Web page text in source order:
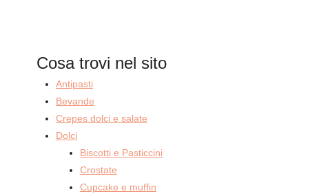
Cosa trovi nel sito
Antipasti
Bevande
Crepes dolci e salate
Dolci
Biscotti e Pasticcini
Crostate
Cupcake e muffin